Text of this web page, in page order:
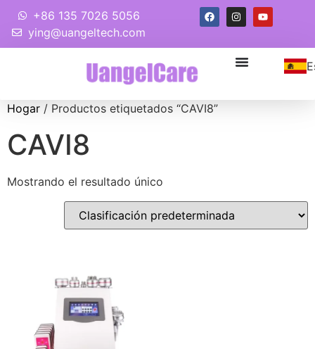
+86 135 7026 5056
ying@uangeltech.com
Hogar / Productos etiquetados “CAVI8”
CAVI8
Mostrando el resultado único